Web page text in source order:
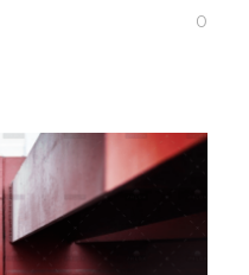
0